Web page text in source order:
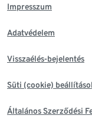
Impresszum
Adatvédelem
Visszaélés-bejelentés
Süti (cookie)
Általános Szerződési